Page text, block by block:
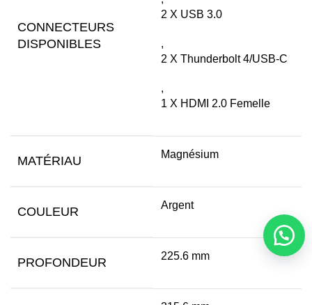
CONNECTEURS
DISPONIBLES
2 X USB 3.0
,
2 X Thunderbolt 4/USB-C
,
1 X HDMI 2.0 Femelle
MATÉRIAU Magnésium
COULEUR Argent
PROFONDEUR 225.6 mm